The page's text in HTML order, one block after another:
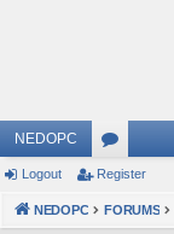
NEDOPC
or
u
Logout Register
NEDOPC FORUMS